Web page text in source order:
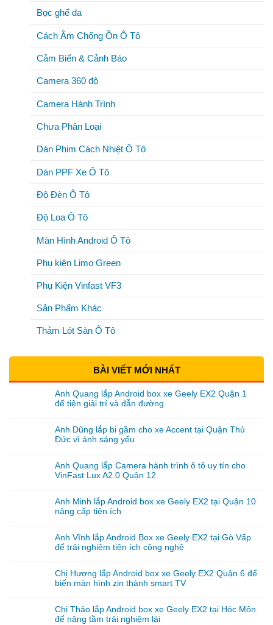
Bọc ghế da
Cách Âm Chống Ồn Ô Tô
Cảm Biến & Cảnh Báo
Camera 360 độ
Camera Hành Trình
Chưa Phân Loại
Dán Phim Cách Nhiệt Ô Tô
Dán PPF Xe Ô Tô
Độ Đèn Ô Tô
Độ Loa Ô Tô
Màn Hình Android Ô Tô
Phụ kiện Limo Green
Phụ Kiện Vinfast VF3
Sản Phẩm Khác
Thảm Lót Sàn Ô Tô
BÀI VIẾT MỚI NHẤT
Anh Quang lắp Android box xe Geely EX2 Quận 1
để tiện giải trí và dẫn đường
Anh Dũng lắp bi gầm cho xe Accent tại Quận Thủ
Đức vì ánh sáng yếu
Anh Quang lắp Camera hành trình ô tô uy tín cho
VinFast Lux A2.0 Quận 12
Anh Minh lắp Android box xe Geely EX2 tại Quận 10
nâng cấp tiện ích
Anh Vĩnh lắp Android Box xe Geely EX2 tại Gò Vấp
để trải nghiệm tiện ích công nghệ
Chị Hương lắp Android box xe Geely EX2 Quận 6 để
biến màn hình zin thành smart TV
Chị Thảo lắp Android box xe Geely EX2 tại Hóc Môn
để nâng tầm trải nghiệm lái